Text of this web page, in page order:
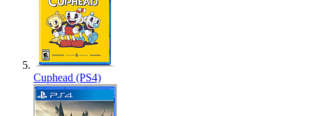
Cuphead (PS4)